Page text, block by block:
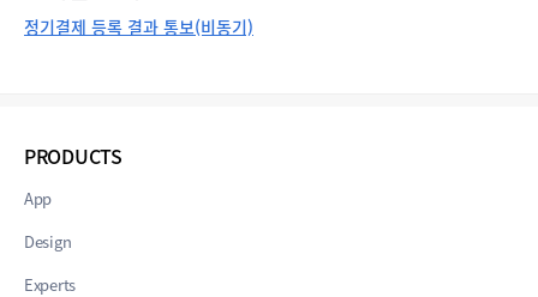
정기결제 등록 결과 통보(비동기)
PRODUCTS
App
Design
Experts